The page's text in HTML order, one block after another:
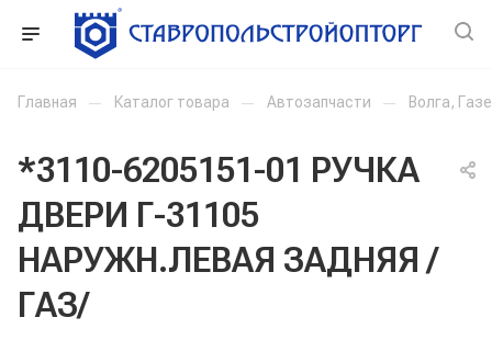
Главная — Каталог товара — Автозапчасти — Волга,
*3110-6205151-01 РУЧКА
ДВЕРИ Г-31105
НАРУЖН.ЛЕВАЯ ЗАДНЯЯ /
ГАЗ/